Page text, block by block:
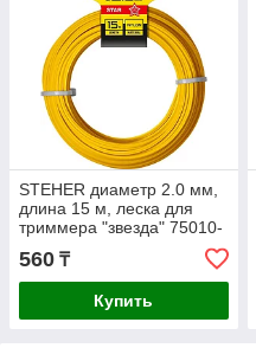
STEHER диаметр 2.0 мм,
длина 15 м, леска для
триммера "звезда" 75010-
560 ₸
Купить